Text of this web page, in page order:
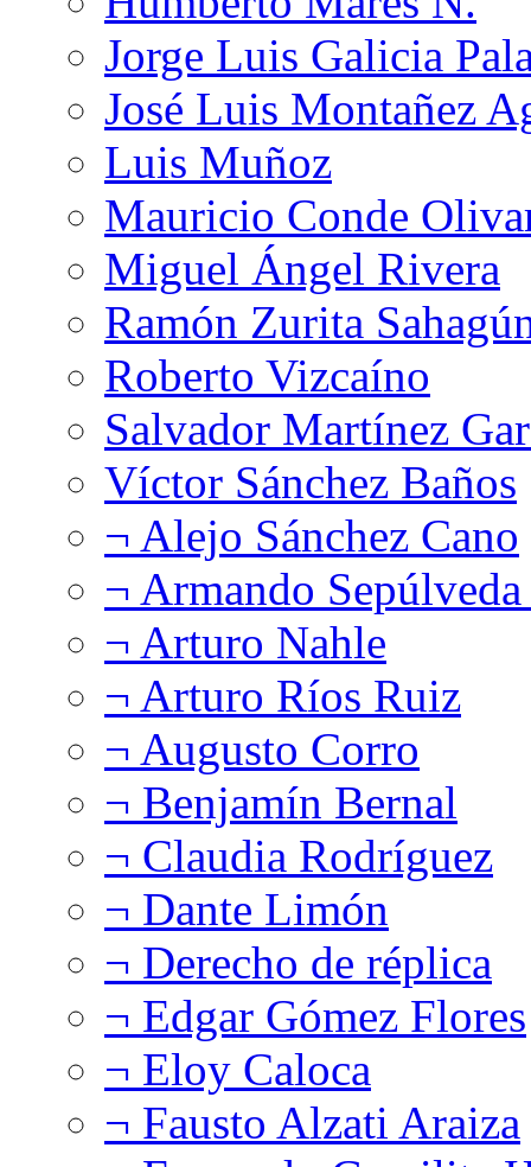
Jorge Luis Galicia
José Luis Montañez
Luis Muñoz
Mauricio Conde
Miguel Ángel Rivera
Ramón Zurita
Roberto Vizcaíno
Salvador Martínez
Víctor Sánchez Baños
¬ Alejo Sánchez Cano
¬ Armando
¬ Arturo Nahle
¬ Arturo Ríos Ruiz
¬ Augusto Corro
¬ Benjamín Bernal
¬ Claudia Rodríguez
¬ Dante Limón
¬ Derecho de réplica
¬ Edgar Gómez Flores
¬ Eloy Caloca
¬ Fausto Alzati Araiza